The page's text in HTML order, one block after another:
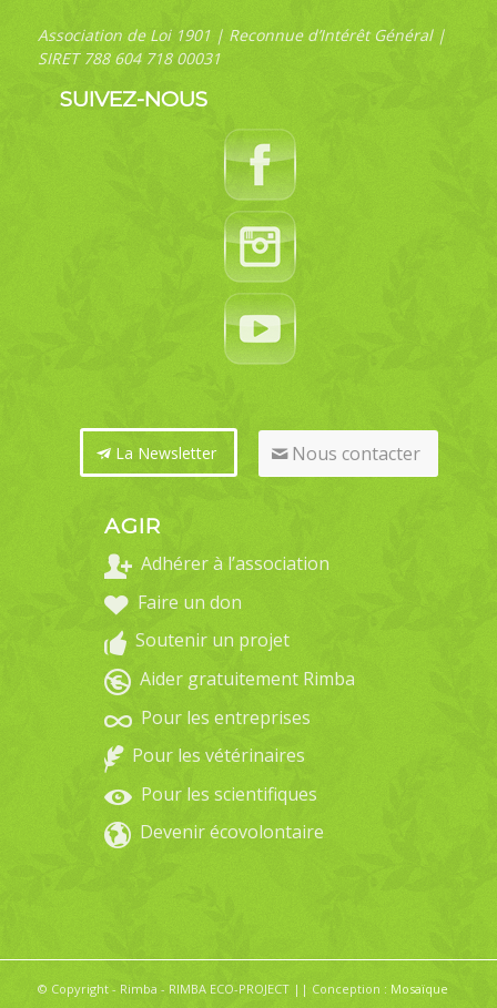
Association de Loi 1901 | Reconnue d’Intérêt Général |
SIRET 788 604 718 00031
SUIVEZ-NOUS
La Newsletter Nous contacter
AGIR
Adhérer à l’association
Faire un don
Soutenir un projet
Aider gratuitement Rimba
Pour les entreprises
Pour les vétérinaires
Pour les scientifiques
Devenir écovolontaire
© Copyright - Rimba - RIMBA ECO-PROJECT || Conception : Mosaïque